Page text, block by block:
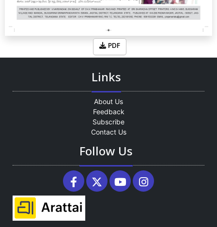
PDF
Links
About Us
Feedback
Subscribe
Contact Us
Follow Us